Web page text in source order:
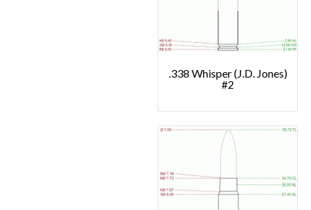
.338 Whisper (J.D. Jones)
#2